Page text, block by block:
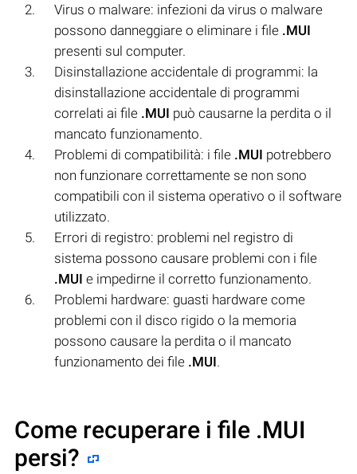
Virus o malware: infezioni da virus o malware
possono danneggiare o eliminare i file .MUI
presenti sul computer.
Disinstallazione accidentale di programmi: la
disinstallazione accidentale di programmi
correlati ai file .MUI può causarne la perdita o il
mancato funzionamento.
Problemi di compatibilità: i file .MUI potrebbero
non funzionare correttamente se non sono
compatibili con il sistema operativo o il software
utilizzato.
Errori di registro: problemi nel registro di
sistema possono causare problemi con i file
.MUI e impedirne il corretto funzionamento.
Problemi hardware: guasti hardware come
problemi con il disco rigido o la memoria
possono causare la perdita o il mancato
funzionamento dei file .MUI.
Come recuperare i file .MUI
persi?